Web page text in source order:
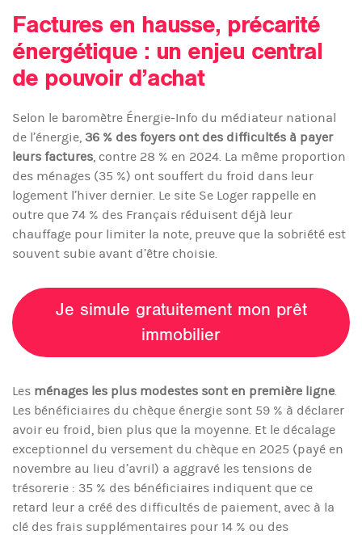
Factures en hausse, précarité
énergétique : un enjeu central
de pouvoir d’achat
Selon le baromètre Énergie-Info du médiateur national
de l’énergie, 36 % des foyers ont des difficultés à payer
leurs factures, contre 28 % en 2024. La même proportion
des ménages (35 %) ont souffert du froid dans leur
logement l’hiver dernier. Le site Se Loger rappelle en
outre que 74 % des Français réduisent déjà leur
chauffage pour limiter la note, preuve que la sobriété est
souvent subie avant d’être choisie.
Je simule gratuitement mon prêt
immobilier
Les ménages les plus modestes sont en première ligne.
Les bénéficiaires du chèque énergie sont 59 % à déclarer
avoir eu froid, bien plus que la moyenne. Et le décalage
exceptionnel du versement du chèque en 2025 (payé en
novembre au lieu d’avril) a aggravé les tensions de
trésorerie : 35 % des bénéficiaires indiquent que ce
retard leur a créé des difficultés de paiement, avec à la
clé des frais supplémentaires pour 14 % ou des